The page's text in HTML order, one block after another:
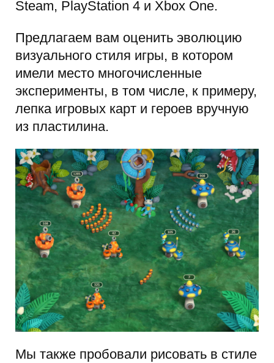
Steam, PlayStation 4 и Xbox One.
Предлагаем вам оценить эволюцию
визуального стиля игры, в котором
имели место многочисленные
эксперименты, в том числе, к примеру,
лепка игровых карт и героев вручную
из пластилина.
Мы также пробовали рисовать в стиле